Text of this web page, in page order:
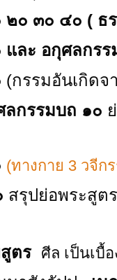
๒๐ ๓๐ ๔๐ ( ธ
และ อกุศลกร
(กรรมอันเกิดจ
กรรมบถ ๑๐
(ทางกาย 3 วจีก
สรุปย่อพระสูต
ตร ศีล เป็นเบื้